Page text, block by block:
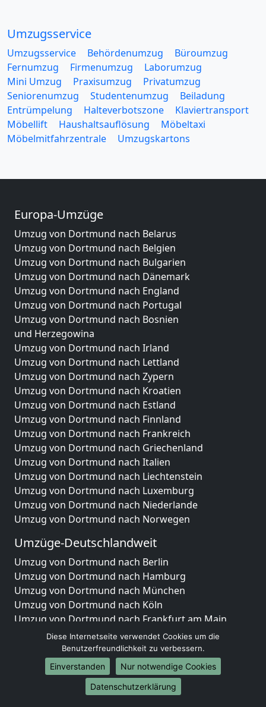
Umzugsservice
Umzugsservice Behördenumzug
Büroumzug
Fernumzug
Firmenumzug
Laborumzug
Mini Umzug
Praxisumzug
Privatumzug
Seniorenumzug
Studentenumzug
Beiladung
Entrümpelung
Halteverbotszone
Klaviertransport
Möbellift
Haushaltsauflösung
Möbeltaxi
Möbelmitfahrzentrale
Umzugskartons
Europa-Umzüge
Umzug von Dortmund nach Belarus
Umzug von Dortmund nach Belgien
Umzug von Dortmund nach Bulgarien
Umzug von Dortmund nach Dänemark
Umzug von Dortmund nach England
Umzug von Dortmund nach Portugal
Umzug von Dortmund nach Bosnien
und Herzegowina
Umzug von Dortmund nach Irland
Umzug von Dortmund nach Lettland
Umzug von Dortmund nach Zypern
Umzug von Dortmund nach Kroatien
Umzug von Dortmund nach Estland
Umzug von Dortmund nach Finnland
Umzug von Dortmund nach Frankreich
Umzug von Dortmund nach Griechenland
Umzug von Dortmund nach Italien
Umzug von Dortmund nach Liechtenstein
Umzug von Dortmund nach Luxemburg
Umzug von Dortmund nach Niederlande
Umzug von Dortmund nach Norwegen
Umzüge-Deutschlandweit
Umzug von Dortmund nach Berlin
Umzug von Dortmund nach Hamburg
Umzug von Dortmund nach München
Umzug von Dortmund nach Köln
Umzug von Dortmund nach Frankfurt am Main
Umzug von Dortmund nach Stuttgart
Umzug von Dortmund nach Düsseldorf
Umzug von Dortmund nach Leipzig
Umzug von Dortmund nach Dortmund
Umzug von Dortmund nach Essen
Diese Internetseite verwendet Cookies um die
Benutzerfreundlichkeit zu verbessern.
Einverstanden
Nur notwendige Cookies
Datenschutzerklärung